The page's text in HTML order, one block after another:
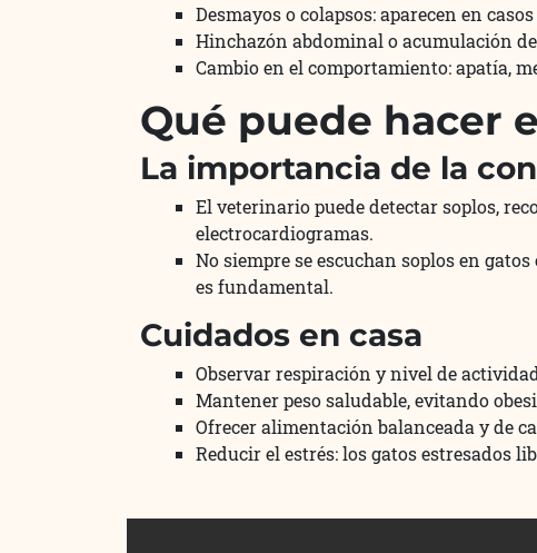
Desmayos o colapsos: aparecen en
Hinchazón abdominal o acumulación
Cambio en el comportamiento: apatía,
Qué puede hacer
La importancia de la
El veterinario puede detectar soplos,
electrocardiogramas.
No siempre se escuchan soplos en
es fundamental.
Cuidados en casa
Observar respiración y nivel de
Mantener peso saludable, evitando
Ofrecer alimentación balanceada y de
Reducir el estrés: los gatos estresados